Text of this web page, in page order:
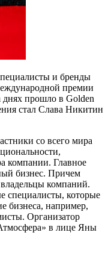
и бренды
премии
днях прошло в Golden
стал Слава Никитин
со всего мира
компании. Главное
бизнес. Причем
компаний.
специалисты, которые
бизнеса, например,
Организатор
в лице Яны